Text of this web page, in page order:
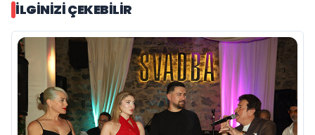
İLGINIZI ÇEKEBILIR